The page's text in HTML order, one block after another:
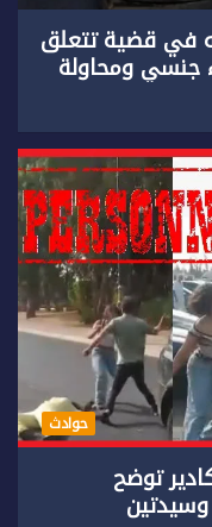
في قضية تتعلق
جنسي ومحاولة
حوادث
توضح